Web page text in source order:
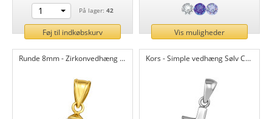
1 På lager: 42
Føj til indkøbskurv Vis muligheder
Runde 8mm - Zirkonvedhæng Sølv CH47475 Kors - Simple vedhæng Sølv CH47474